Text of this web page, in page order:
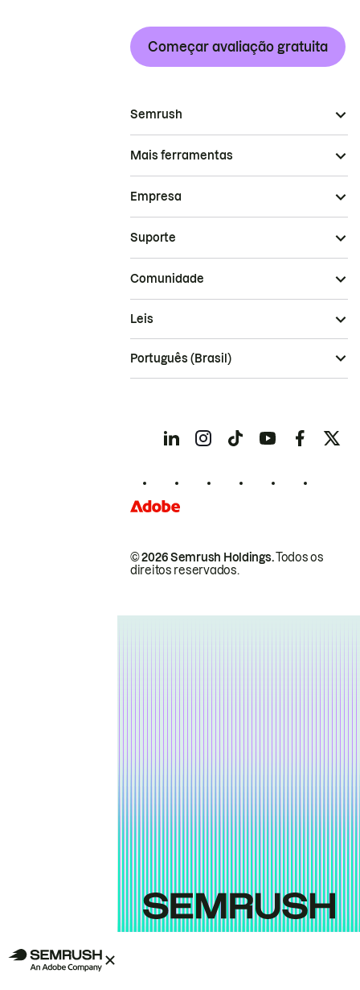
Começar avaliação gratuita
Semrush
Mais ferramentas
Empresa
Suporte
Comunidade
© 2026 Semrush Holdings.Todos os
direitos reservados.
Leis
Português (Brasil)